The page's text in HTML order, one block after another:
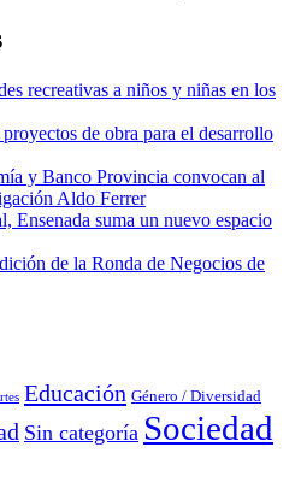
recreativas a niños y niñas en los
de obra para el desarrollo
y Banco Provincia convocan al
Aldo Ferrer
Ensenada suma un nuevo espacio
de la Ronda de Negocios de
Educación Género / Diversidad
Sin categoría Sociedad